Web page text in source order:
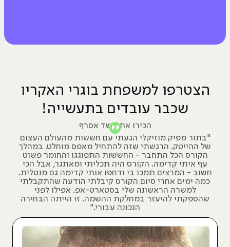
הצטרפו למשפחת בוגרי האקריו
שכבר עובדים בתעשייה!
הכירו את אשד אסרף
"בתור מפיק מוזיקלי הגעתי עם חששות מהעולם העצום
של ההייטק. הרגשתי שזה להתחיל מאפס מוחלט. במהלך
הקורס הכל התחבר - החששות התפוגגו והחומר פשוט
עף איתי קדימה. הקורס היה תכליתי ומאתגר, אבל הכי
חשוב - המרצים תמכו בי ודחפו אותי קדימה גם מנטלית.
כמה ימים אחרי סיום הקורס קיבלתי הודעה שהתקבלתי
למשרה הראשונה שלי בסטארט-אפ. אפילו לפני
שהספקתי להיעזר במחלקת ההשמה. זו הייתה הבחירה
הנכונה עבורי."